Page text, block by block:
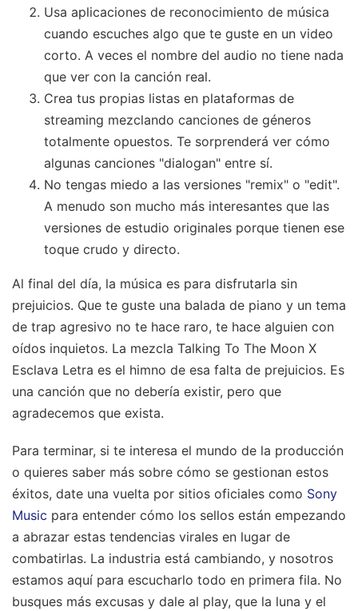
Usa aplicaciones de reconocimiento de música
cuando escuches algo que te guste en un video
corto. A veces el nombre del audio no tiene nada
que ver con la canción real.
Crea tus propias listas en plataformas de
streaming mezclando canciones de géneros
totalmente opuestos. Te sorprenderá ver cómo
algunas canciones "dialogan" entre sí.
No tengas miedo a las versiones "remix" o "edit".
A menudo son mucho más interesantes que las
versiones de estudio originales porque tienen ese
toque crudo y directo.
Al final del día, la música es para disfrutarla sin
prejuicios. Que te guste una balada de piano y un tema
de trap agresivo no te hace raro, te hace alguien con
oídos inquietos. La mezcla Talking To The Moon X
Esclava Letra es el himno de esa falta de prejuicios. Es
una canción que no debería existir, pero que
agradecemos que exista.
Para terminar, si te interesa el mundo de la producción
o quieres saber más sobre cómo se gestionan estos
éxitos, date una vuelta por sitios oficiales como Sony
Music para entender cómo los sellos están empezando
a abrazar estas tendencias virales en lugar de
combatirlas. La industria está cambiando, y nosotros
estamos aquí para escucharlo todo en primera fila. No
busques más excusas y dale al play, que la luna y el